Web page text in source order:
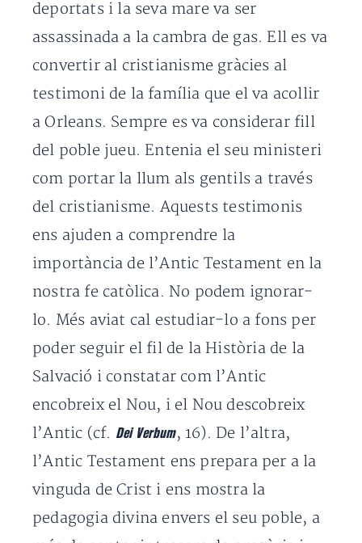
deportats i la seva mare va ser
assassinada a la cambra de gas. Ell es va
convertir al cristianisme gràcies al
testimoni de la família que el va acollir
a Orleans. Sempre es va considerar fill
del poble jueu. Entenia el seu ministeri
com portar la llum als gentils a través
del cristianisme. Aquests testimonis
ens ajuden a comprendre la
importància de l’Antic Testament en la
nostra fe catòlica. No podem ignorar-
lo. Més aviat cal estudiar-lo a fons per
poder seguir el fil de la Història de la
Salvació i constatar com l’Antic
encobreix el Nou, i el Nou descobreix
l’Antic (cf. Dei Verbum, 16). De l’altra,
l’Antic Testament ens prepara per a la
vinguda de Crist i ens mostra la
pedagogia divina envers el seu poble, a